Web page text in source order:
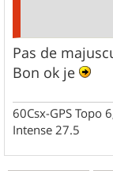
Pas de
Bon ok je
60Csx-GPS Topo
Intense 27.5